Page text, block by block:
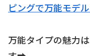
ピングで万能モデ
万能タイプの魅力